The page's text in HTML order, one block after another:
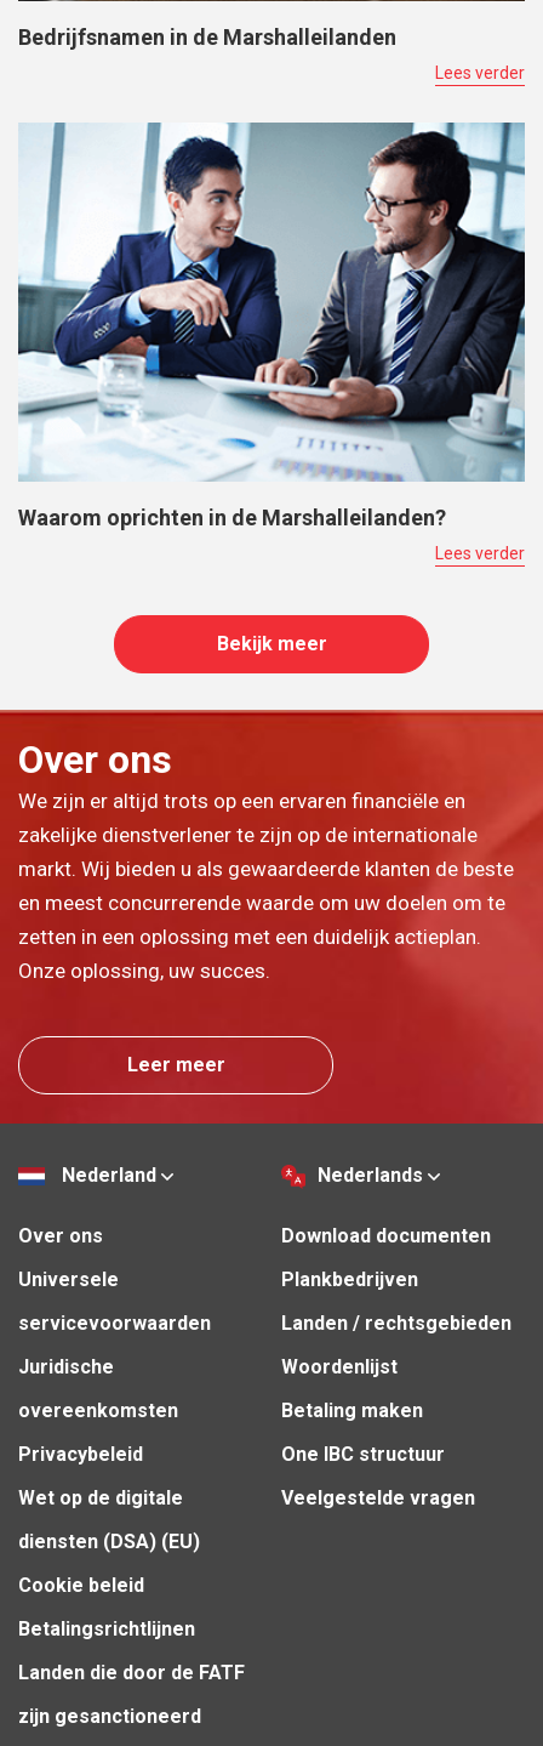
Bedrijfsnamen in de Marshalleilanden
Lees verder
Waarom oprichten in de Marshalleilanden?
Lees verder
Bekijk meer
Over ons
We zijn er altijd trots op een ervaren financiële en
zakelijke dienstverlener te zijn op de internationale
markt. Wij bieden u als gewaardeerde klanten de beste
en meest concurrerende waarde om uw doelen om te
zetten in een oplossing met een duidelijk actieplan.
Onze oplossing, uw succes.
Leer meer
Nederland Nederlands
Over ons
Universele
servicevoorwaarden
Juridische
overeenkomsten
Privacybeleid
Wet op de digitale
diensten (DSA) (EU)
Cookie beleid
Betalingsrichtlijnen
Landen die door de FATF
zijn gesanctioneerd
Download documenten
Plankbedrijven
Landen / rechtsgebieden
Woordenlijst
Betaling maken
One IBC structuur
Veelgestelde vragen